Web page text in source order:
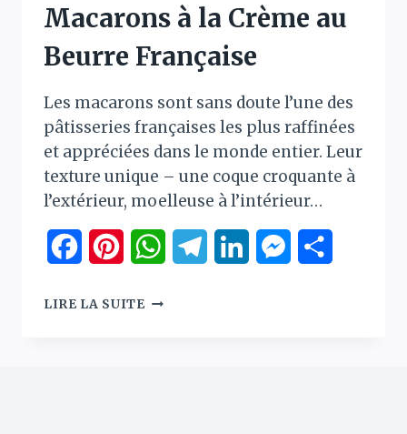
Macarons à la Crème au
Beurre Française
Les macarons sont sans doute l’une des
pâtisseries françaises les plus raffinées
et appréciées dans le monde entier. Leur
texture unique – une coque croquante à
l’extérieur, moelleuse à l’intérieur…
FacebookPinterestWhatsAppTelegramLinkedInMessenger
LIRE LA SUITEMACARONS